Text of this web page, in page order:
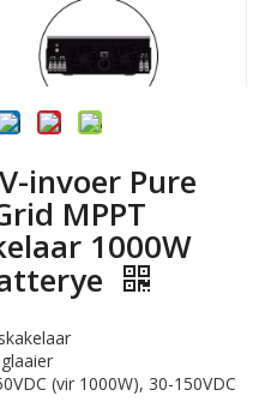
invoer Pure
MPPT
1000W
(vir 1000W), 30-150VDC